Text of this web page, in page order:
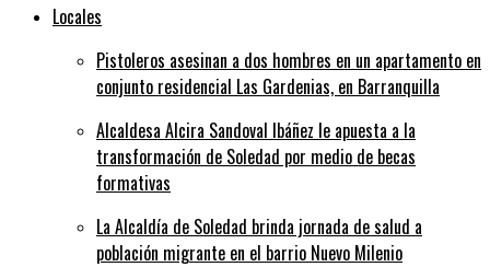
Locales
Pistoleros asesinan a dos hombres en un apartamento en
conjunto residencial Las Gardenias, en Barranquilla
Alcaldesa Alcira Sandoval Ibáñez le apuesta a la
transformación de Soledad por medio de becas
formativas
La Alcaldía de Soledad brinda jornada de salud a
población migrante en el barrio Nuevo Milenio